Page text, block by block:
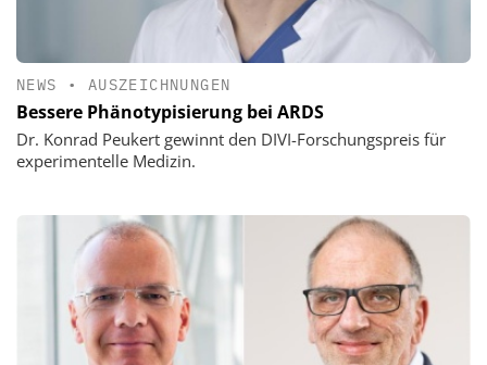
NEWS • AUSZEICHNUNGEN
Bessere Phänotypisierung bei ARDS
Dr. Konrad Peukert gewinnt den DIVI-Forschungspreis für
experimentelle Medizin.